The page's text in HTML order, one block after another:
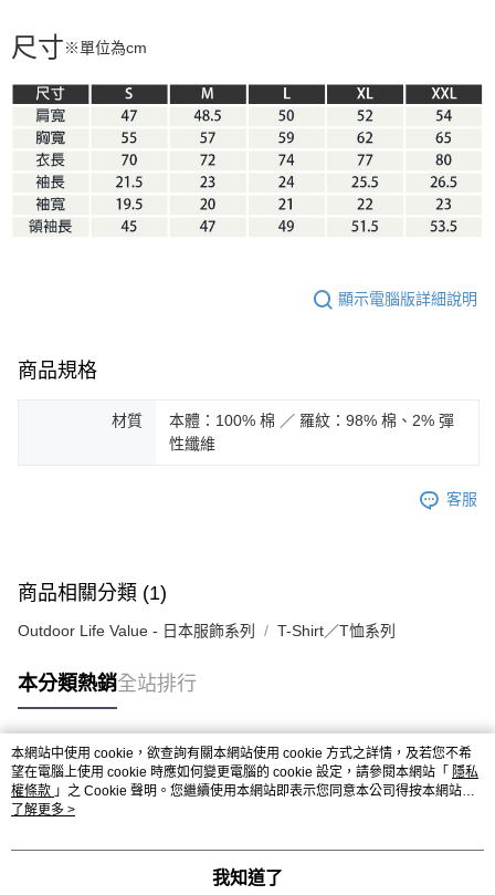
尺寸※單位為cm
顯示電腦版詳細說明
商品規格
材質
本體：100% 棉 ／ 羅紋：98% 棉、2% 彈
性纖維
客服
商品相關分類 (1)
Outdoor Life Value - 日本服飾系列 T-Shirt／T恤系列
本分類熱銷全站排行
熱門標籤
本網站中使用 cookie，欲查詢有關本網站使用 cookie 方式之詳情，及若您不希
望在電腦上使用 cookie 時應如何變更電腦的 cookie 設定，請參閱本網站「 隱私
權條款 」之 Cookie 聲明。您繼續使用本網站即表示您同意本公司得按本網站使
用條款之 Cookie 聲明使用 cookie。
了解更多 >
我知道了